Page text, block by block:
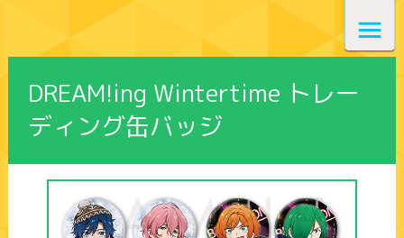
DREAM!ing Wintertime トレー
ディング缶バッジ